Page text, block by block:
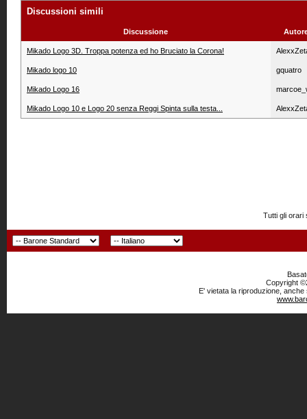
Discussioni simili
Discussione
Mikado Logo 3D. Troppa potenza ed ho Bruciato la Corona!
Mikado logo 10 gquatro
Mikado Logo 16
Mikado Logo 10 e Logo 20 senza Reggi Spinta sulla testa...
Tutti gli orari
Copyright
E' vietata la riproduzione,